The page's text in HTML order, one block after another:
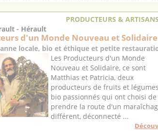
PRODUCTEURS & ARTISANS
- Hérault
d'un Monde Nouveau et Solidaire
locale, bio et éthique et petite
Les Producteurs d'un Monde
Nouveau et Solidaire, ce sont
Matthias et Patricia, deux
producteurs de fruits et légumes
bio passionnés qui ont choisi de
prendre la route d'un
différent, déconnecté ...